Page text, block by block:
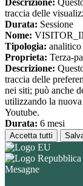
Descrizione:
traccia delle
Durata: Sessione
Nome:
Tipologia: analitico
Proprieta: Terza-
Descrizione:
traccia delle
nei siti; può anche
utilizzando la
Youtube.
Durata: 6 mesi
Accetta tutti
Mesagne